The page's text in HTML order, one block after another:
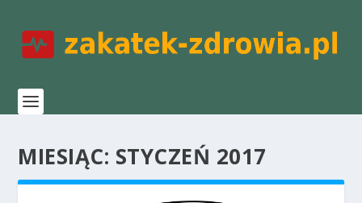
MIESIĄC: STYCZEŃ 2017